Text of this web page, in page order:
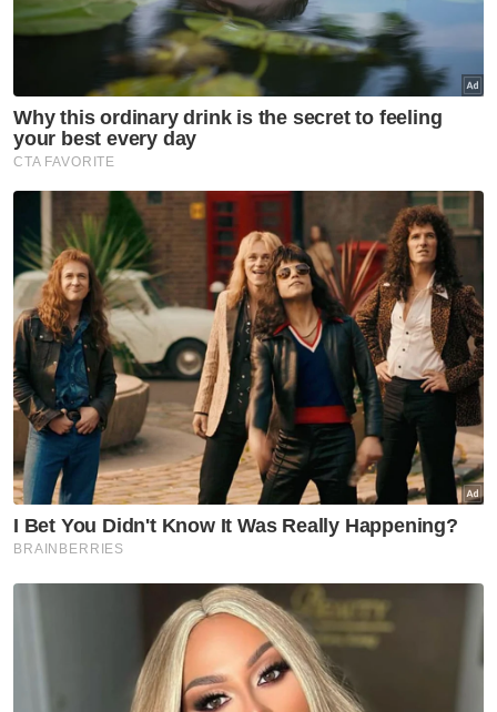
penelitian lanjut melalui analisis kewangan.
Artikel Berkaitan:
Lima individu termasuk empat penjawat awam
ditahan, disyaki rasuah RM25,000
'Mengapa rakyat tak berhak tahu urus niaga saham
Azam?' - Chean Chung
MoU pemindahan Dara, Amoi, Kelat perlu
didedahkan kepada umum
Kaji semula keputusan tidak dedah rekod pegangan
saham Azam - Guan Eng
SPRM disaran segerakan siasatan dakwaan
percanggahan dokumen kargo petroleum
Berat bertambah, tiga gajah Malaysia di Jepun
makin sihat, aktif
"Yang empat suspek itu masih lagi dalam
siasatan kerana didapati terdapat beberapa
transaksi yang perlu diklarifikasikan melalui
money trail, akaun bank dan sebagainya," ujar
Abdul Halim.
berada di peringkat akhir dan pegawai
penyiasat diberikan tempoh sebulan untuk
melengkapkan siasatan, termasuk
mendapatkan penjelasan daripada institusi